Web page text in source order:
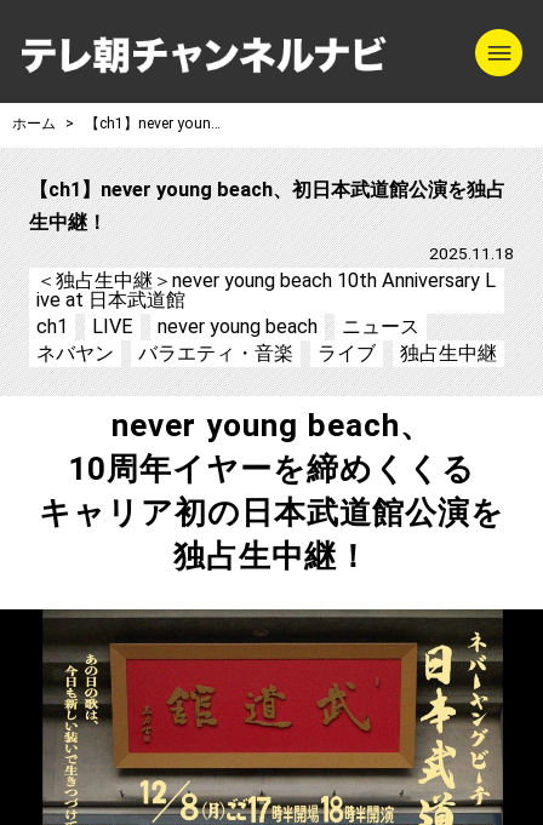
テレ朝チャンネ
ホーム 【ch1】never young beach、初日本武道館公演を独占生中継！
【ch1】never young beach、初日本武道館公演を独占
生中継！
2025.11.18
＜独占生中継＞never young beach 10th Anniversary L
ive at 日本武道館
ch1
LIVE never young beach
ニュース
ネバヤン
バラエティ・音楽 ライブ 独占生中継
never young beach、
10周年イヤーを締めくくる
キャリア初の日本武道館公演を
独占生中継！